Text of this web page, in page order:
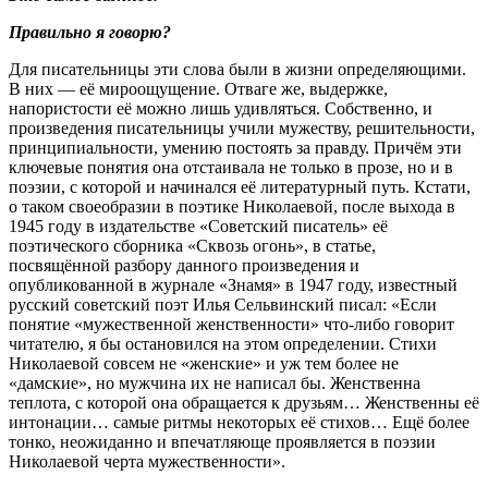
Правильно я говорю?
Для писательницы эти слова были в жизни определяющими.
В них — её мироощущение. Отваге же, выдержке,
напористости её можно лишь удивляться. Собственно, и
произведения писательницы учили мужеству, решительности,
принципиальности, умению постоять за правду. Причём эти
ключевые понятия она отстаивала не только в прозе, но и в
поэзии, с которой и начинался её литературный путь. Кстати,
о таком своеобразии в поэтике Николаевой, после выхода в
1945 году в издательстве «Советский писатель» её
поэтического сборника «Сквозь огонь», в статье,
посвящённой разбору данного произведения и
опубликованной в журнале «Знамя» в 1947 году, известный
русский советский поэт Илья Сельвинский писал: «Если
понятие «мужественной женственности» что-либо говорит
читателю, я бы остановился на этом определении. Стихи
Николаевой совсем не «женские» и уж тем более не
«дамские», но мужчина их не написал бы. Женственна
теплота, с которой она обращается к друзьям… Женственны её
интонации… самые ритмы некоторых её стихов… Ещё более
тонко, неожиданно и впечатляюще проявляется в поэзии
Николаевой черта мужественности».